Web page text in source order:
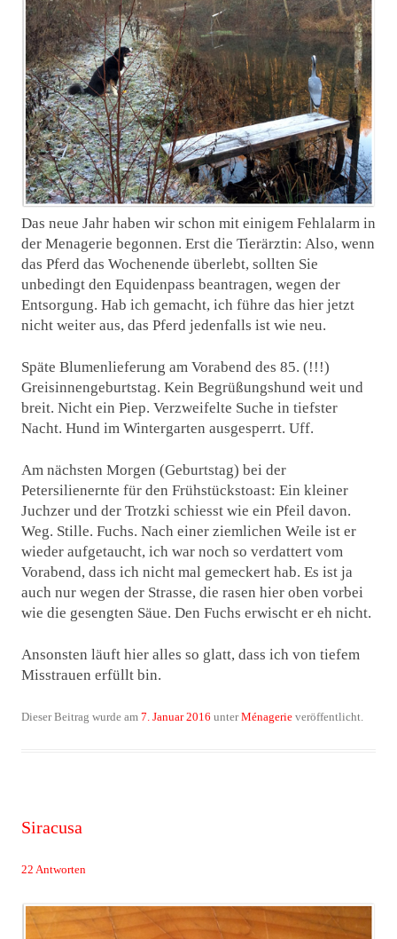
Das neue Jahr haben wir schon mit einigem Fehlalarm in
der Menagerie begonnen. Erst die Tierärztin: Also, wenn
das Pferd das Wochenende überlebt, sollten Sie
unbedingt den Equidenpass beantragen, wegen der
Entsorgung. Hab ich gemacht, ich führe das hier jetzt
nicht weiter aus, das Pferd jedenfalls ist wie neu.
Späte Blumenlieferung am Vorabend des 85. (!!!)
Greisinnengeburtstag. Kein Begrüßungshund weit und
breit. Nicht ein Piep. Verzweifelte Suche in tiefster
Nacht. Hund im Wintergarten ausgesperrt. Uff.
Am nächsten Morgen (Geburtstag) bei der
Petersilienernte für den Frühstückstoast: Ein kleiner
Juchzer und der Trotzki schiesst wie ein Pfeil davon.
Weg. Stille. Fuchs. Nach einer ziemlichen Weile ist er
wieder aufgetaucht, ich war noch so verdattert vom
Vorabend, dass ich nicht mal gemeckert hab. Es ist ja
auch nur wegen der Strasse, die rasen hier oben vorbei
wie die gesengten Säue. Den Fuchs erwischt er eh nicht.
Ansonsten läuft hier alles so glatt, dass ich von tiefem
Misstrauen erfüllt bin.
Dieser Beitrag wurde am 7. Januar 2016 unterMénagerie veröffentlicht.
Siracusa
22 Antworten